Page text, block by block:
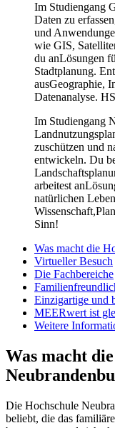
Im Studiengang
Daten zu
und
wie GIS,
du anLösungen
Stadtplanung.
ausGeographie,
Datenanalyse.
Im Studiengang
zuschützen und
entwickeln. Du
arbeitest
natürlichen
Sinn!
Was macht die
Virtueller Besuch
Die Fachbereiche
Einzigartige und
MEERwert ist
Weitere
Was macht
Die Hochschule
beliebt, die das